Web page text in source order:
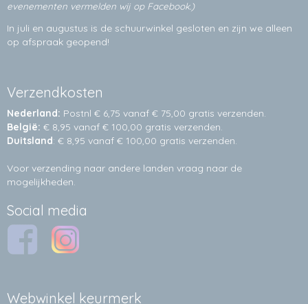
evenementen vermelden wij op Facebook.)
In juli en augustus is de schuurwinkel gesloten en zijn we alleen
op afspraak geopend!
Verzendkosten
Nederland: Postnl € 6,75 vanaf € 75,00 gratis verzenden.
België: € 8,95 vanaf € 100,00 gratis verzenden.
Duitsland: € 8,95 vanaf € 100,00 gratis verzenden.
Voor verzending naar andere landen vraag naar de
mogelijkheden.
Social media
Webwinkel keurmerk